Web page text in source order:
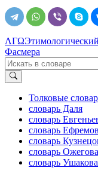
ΛΓΩ
Фасмера
Толковые
словарь Даля
словарь
словарь
словарь
словарь Ожегова
словарь Ушакова